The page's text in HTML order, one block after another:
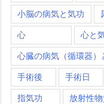
小脳の病気と気功
心 心と
心臓の病気（循環器）
手術後 手術日
指気功 放射性